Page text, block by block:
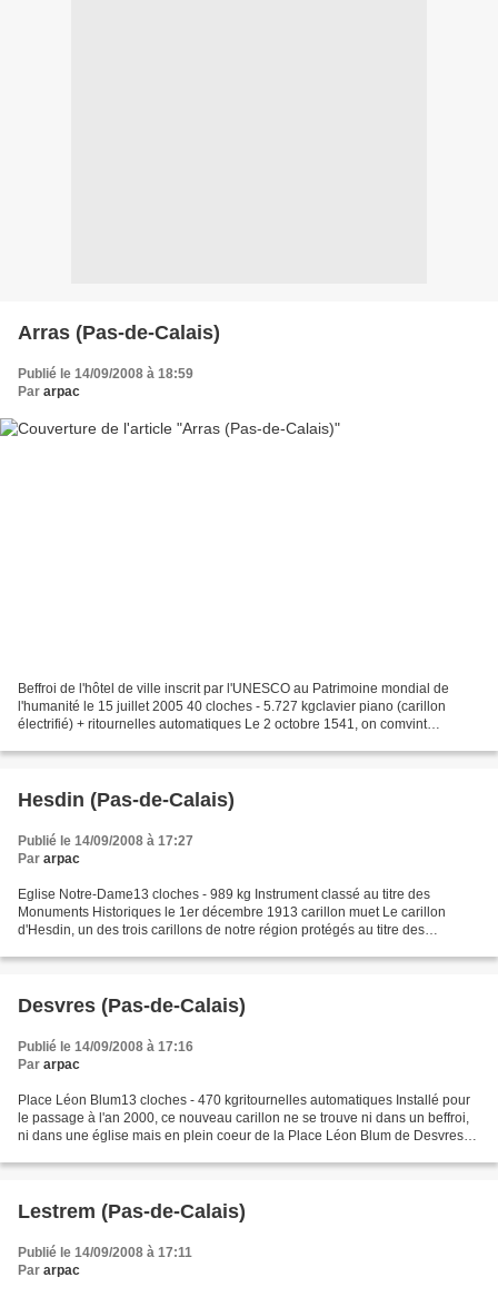
Arras (Pas-de-Calais)
Publié le 14/09/2008 à 18:59
Par arpac
Beffroi de l'hôtel de ville inscrit par l'UNESCO au Patrimoine mondial de
l'humanité le 15 juillet 2005 40 cloches - 5.727 kgclavier piano (carillon
électrifié) + ritournelles automatiques Le 2 octobre 1541, on comvint
Hesdin (Pas-de-Calais)
Publié le 14/09/2008 à 17:27
Par arpac
Eglise Notre-Dame13 cloches - 989 kg Instrument classé au titre des
Monuments Historiques le 1er décembre 1913 carillon muet Le carillon
d'Hesdin, un des trois carillons de notre région protégés au titre des
Desvres (Pas-de-Calais)
Publié le 14/09/2008 à 17:16
Par arpac
Place Léon Blum13 cloches - 470 kgritournelles automatiques Installé pour
le passage à l'an 2000, ce nouveau carillon ne se trouve ni dans un beffroi,
ni dans une église mais en plein coeur de la Place Léon Blum de Desvres
Lestrem (Pas-de-Calais)
Publié le 14/09/2008 à 17:11
Par arpac